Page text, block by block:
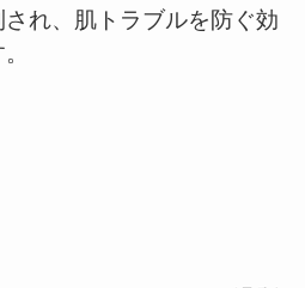
れ、肌トラブルを防ぐ効